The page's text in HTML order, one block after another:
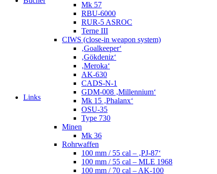
Links
Mk 57
RBU-6000
RUR-5 ASROC
Terne III
CIWS (close-in weapon system)
‚Goalkeeper‘
‚Gökdeniz‘
‚Meroka‘
AK-630
CADS-N-1
GDM-008 ‚Millennium‘
Mk 15 ‚Phalanx‘
OSU-35
Type 730
Minen
Mk 36
Rohrwaffen
100 mm / 55 cal – ‚PJ-87‘
100 mm / 55 cal – MLE 1968
100 mm / 70 cal – AK-100